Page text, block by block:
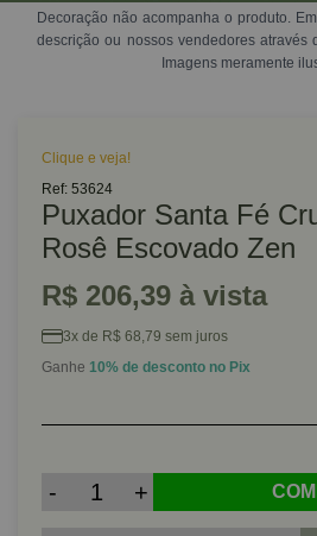
Decoração não acompanha o produto.
descrição ou nossos vendedores através
Imagens meramente
Clique e veja!
Ref: 53624
Puxador Santa Fé
Rosê Escovado Zen
R$ 206,39 à vista
3x de R$ 68,79 sem juros
Ganhe 10% de desconto no Pix
- +